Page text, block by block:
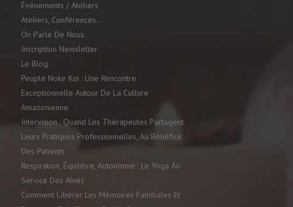
Événements / Ateliers
Ateliers, Conférences…
On Parle De Nous
Inscription Newsletter
Le Blog
Peuple Noke Koi : Une Rencontre
Exceptionnelle Autour De La Culture
Amazonienne
Intervision : Quand Les Thérapeutes Partagent
Leurs Pratiques Professionnelles, Au Bénéfice
Des Patients
Respiration, Équilibre, Autonomie : Le Yoga Au
Service Des Aînés
Comment Libérer Les Mémoires Familiales Et